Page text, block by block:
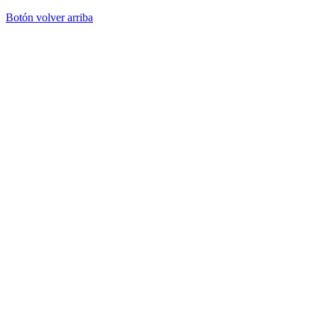
Botón volver arriba